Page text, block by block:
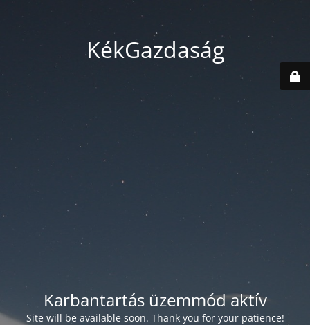
KékGazdaság
Karbantartás üzemmód aktív
Site will be available soon. Thank you for your patience!